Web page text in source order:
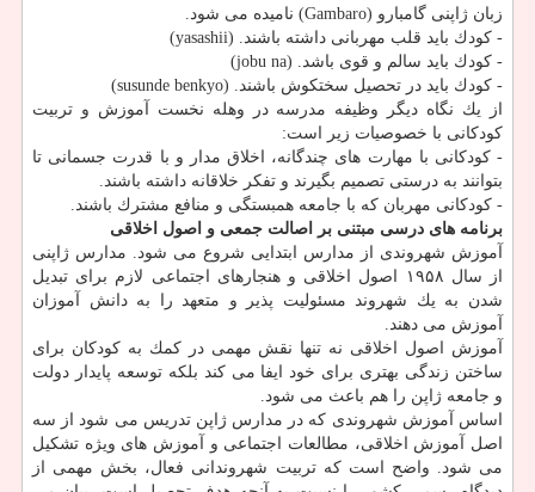
زبان ژاپنی گامبارو (Gambaro) نامیده می شود.
- كودك باید قلب مهربانی داشته باشند. (yasashii)
- كودك باید سالم و قوی باشد. (jobu na)
- كودك باید در تحصیل سختكوش باشند. (susunde benkyo)
از یك نگاه دیگر وظیفه مدرسه در وهله نخست آموزش و تربیت
كودكانی با خصوصیات زیر است:
- كودكانی با مهارت های چندگانه، اخلاق مدار و با قدرت جسمانی تا
بتوانند به درستی تصمیم بگیرند و تفكر خلاقانه داشته باشند.
- كودكانی مهربان كه با جامعه همبستگی و منافع مشترك باشند.
برنامه های درسی مبتنی بر اصالت جمعی و اصول اخلاقی
آموزش شهروندی از مدارس ابتدایی شروع می شود. مدارس ژاپنی
از سال ۱۹۵۸ اصول اخلاقی و هنجارهای اجتماعی لازم برای تبدیل
شدن به یك شهروند مسئولیت پذیر و متعهد را به دانش آموزان
آموزش می دهند.
آموزش اصول اخلاقی نه تنها نقش مهمی در كمك به كودكان برای
ساختن زندگی بهتری برای خود ایفا می كند بلكه توسعه پایدار دولت
و جامعه ژاپن را هم باعث می شود.
اساس آموزش شهروندی كه در مدارس ژاپن تدریس می شود از سه
اصل آموزش اخلاقی، مطالعات اجتماعی و آموزش های ویژه تشكیل
می شود. واضح است كه تربیت شهروندانی فعال، بخش مهمی از